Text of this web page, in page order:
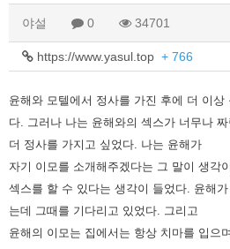
야설 0 34701
https://www.yasul.top + 766
윤해와 모텔에서 정사를 가진 후에 더 이
다.
그러나 나는 윤해와의 섹스가 너무나
더 정사를 가지고 싶었다. 나는 윤해가
자기 이모를 소개해주겠다는 그 말이 생각
섹스를 할 수 있다는 생각이 들었다. 윤해
는데 그때를 기다리고 있었다.
그리고
윤해의 이모는 집에서는 항상 치마를 입으